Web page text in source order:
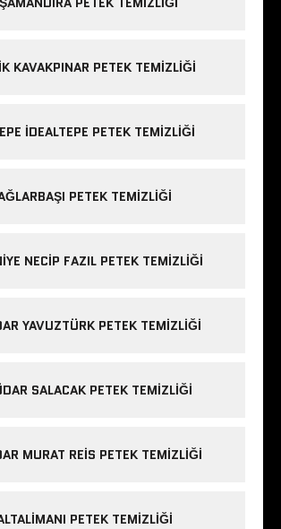
KAVAKPINAR PETEK TEMIZLIĞI
IDEALTEPE PETEK TEMIZLIĞI
PETEK TEMIZLIĞI
NECIP FAZIL PETEK TEMIZLIĞI
YAVUZTÜRK PETEK TEMIZLIĞI
SALACAK PETEK TEMIZLIĞI
MURAT REIS PETEK TEMIZLIĞI
PETEK TEMIZLIĞI